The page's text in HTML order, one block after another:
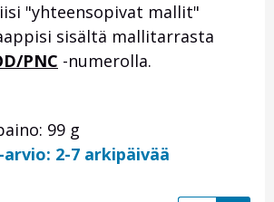
"yhteensopivat mallit"
sisältä mallitarrasta
PNC -numerolla.
99 g
2-7 arkipäivää